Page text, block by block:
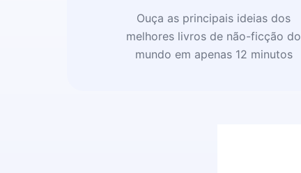
Ouça as principais ideias dos
melhores livros de não-ficção do
mundo em apenas 12 minutos